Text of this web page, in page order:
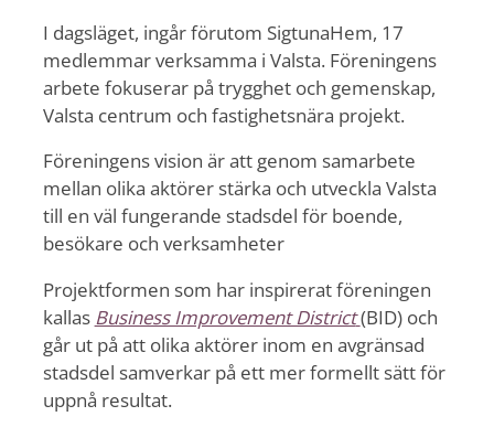
I dagsläget, ingår förutom SigtunaHem, 17
medlemmar verksamma i Valsta. Föreningens
arbete fokuserar på trygghet och gemenskap,
Valsta centrum och fastighetsnära projekt.
Föreningens vision är att genom samarbete
mellan olika aktörer stärka och utveckla Valsta
till en väl fungerande stadsdel för boende,
besökare och verksamheter
Projektformen som har inspirerat föreningen
kallas Business Improvement District(BID) och
går ut på att olika aktörer inom en avgränsad
stadsdel samverkar på ett mer formellt sätt för
uppnå resultat.